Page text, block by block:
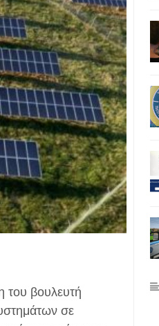
του βουλευτή
σε